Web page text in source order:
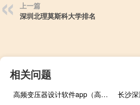
上一篇
深圳北理莫斯科大学排名
相关问题
高频变压器设计软件app（高频变压器设计）
长沙